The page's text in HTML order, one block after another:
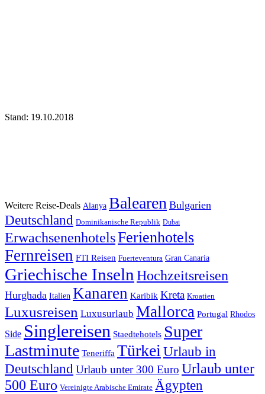
Stand: 19.10.2018
Weitere Reise-Deals Alanya Balearen Bulgarien
Deutschland Dominikanische Republik Dubai
ErwachsenenhotelsFerienhotels
Fernreisen FTI Reisen Fuerteventura Gran Canaria
Griechische Inseln Hochzeitsreisen
Hurghada Italien Kanaren Karibik Kreta Kroatien
Luxusreisen Luxusurlaub Mallorca Portugal Rhodos
Side Singlereisen Staedtehotels Super
Lastminute Teneriffa Türkei Urlaub in
DeutschlandUrlaub unter 300 Euro Urlaub unter
500 Euro Vereinigte Arabische Emirate Ägypten